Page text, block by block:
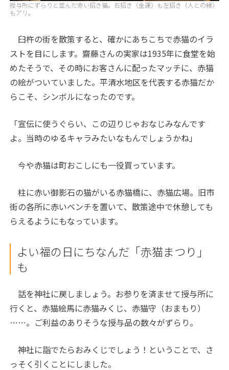
授与所にずらりと並んだ赤い招き猫。右招き（金運）も左招き（人との縁）
もアリ。
臼杵の街を散策すると、確かにあちこちで赤猫のイラ
ストを目にします。齋藤さんの実家は1935年に食堂を始
めたそうで、その時にお客さんに配ったマッチに、赤猫
の絵がついていました。平清水地区を代表する赤猫だか
らこそ、シンボルになったのです。
「宣伝に使うぐらい、この辺りじゃおなじみなんです
よ。当時のゆるキャラみたいなもんでしょうかね」
今や赤猫は町おこしにも一役買っています。
柱に赤い御影石の猫がいる赤猫橋に、赤猫広場。旧市
街の各所に赤いベンチを置いて、散策途中で休憩しても
らえるようにもなっています。
よい福の日にちなんだ「赤猫まつり」
も
話を神社に戻しましょう。お参りを済ませて授与所に
行くと、赤猫絵馬に赤猫みくじ、赤猫守（おまもり）
……。ご利益のありそうな授与品の数々がずらり。
神社に詣でたらおみくじでしょう！ということで、さ
っそく引くことにしました。